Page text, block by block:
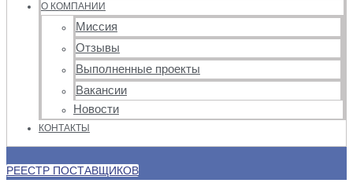
О КОМПАНИИ
Миссия
Отзывы
Выполненные проекты
Вакансии
Новости
КОНТАКТЫ
РЕЕСТР ПОСТАВЩИКОВ